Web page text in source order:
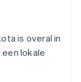
is overal in
lokale